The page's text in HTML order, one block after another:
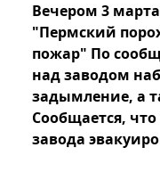
Вечером 3
"Пермский
пожар" По
над заводом
задымление, а
Сообщается,
завода